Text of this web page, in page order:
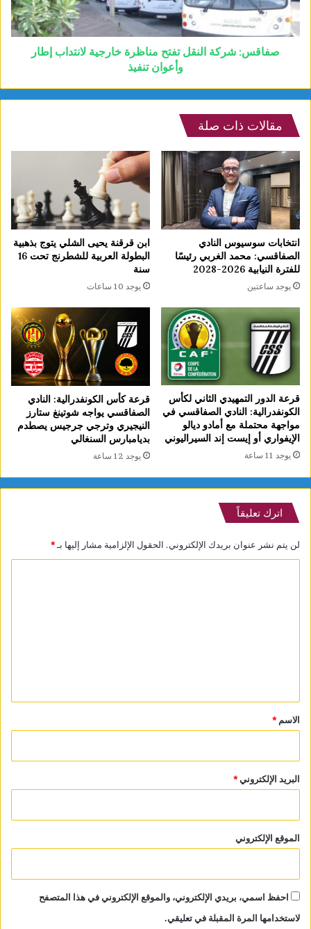
صفاقس: شركة النقل تفتح مناظرة خارجية لانتداب إطار
وأعوان تنفيذ
مقالات ذات صلة
انتخابات سوسيوس النادي
الصفاقسي: محمد الغربي رئيسًا
للفترة النيابية 2026-2028
يوجد ساعتين
ابن قرقنة يحيى الشلي يتوج بذهبية
البطولة العربية للشطرنج تحت 16
سنة
يوجد 10 ساعات
قرعة الدور التمهيدي الثاني لكأس
الكونفدرالية: النادي الصفاقسي في
مواجهة محتملة مع أمادو ديالو
الإيفواري أو إيست إند السيراليوني
يوجد 11 ساعة
قرعة كأس الكونفدرالية: النادي
الصفاقسي يواجه شوتينغ ستارز
النيجيري وترجي جرجيس يصطدم
بديامبارس السنغالي
يوجد 12 ساعة
اترك تعليقاً
لن يتم نشر عنوان بريدك الإلكتروني. الحقول الإلزامية مشار إليها بـ*
*
الاسم *
البريد الإلكتروني*
الموقع الإلكتروني
احفظ اسمي، بريدي الإلكتروني، والموقع الإلكتروني في هذا المتصفح
لاستخدامها المرة المقبلة في تعليقي.